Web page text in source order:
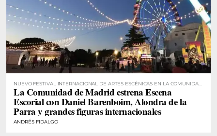
NUEVO FESTIVAL INTERNACIONAL DE ARTES ESCÉNICAS EN LA COMUNIDAD
DE MADRID
La Comunidad de Madrid estrena Escena
Escorial con Daniel Barenboim, Alondra de la
Parra y grandes figuras internacionales
ANDRÉS FIDALGO